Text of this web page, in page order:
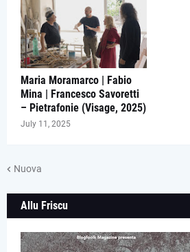
Maria Moramarco | Fabio
Mina | Francesco Savoretti
– Pietrafonie (Visage, 2025)
July 11, 2025
Nuova
Allu Friscu